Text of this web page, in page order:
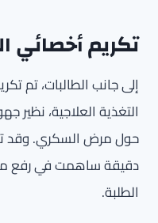
تكريم أخصائي
إلى جانب الطالبات، تم
التغذية العلاجية، نظير
حول مرض السكري. وقد
دقيقة ساهمت في رفع
الطلبة.